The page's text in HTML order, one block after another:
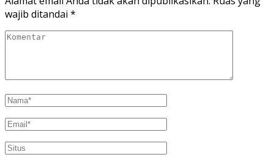
wajib ditandai *